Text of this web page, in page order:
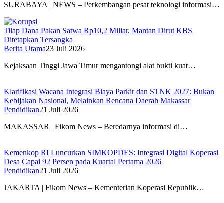
SURABAYA | NEWS – Perkembangan pesat teknologi informasi…
Tilap Dana Pakan Satwa Rp10,2 Miliar, Mantan Dirut KBS
Ditetapkan Tersangka
Berita Utama23 Juli 2026
Kejaksaan Tinggi Jawa Timur mengantongi alat bukti kuat…
Klarifikasi Wacana Integrasi Biaya Parkir dan STNK 2027: Bukan
Kebijakan Nasional, Melainkan Rencana Daerah Makassar
Pendidikan21 Juli 2026
MAKASSAR | Fikom News – Beredarnya informasi di…
Kemenkop RI Luncurkan SIMKOPDES: Integrasi Digital Koperasi
Desa Capai 92 Persen pada Kuartal Pertama 2026
Pendidikan21 Juli 2026
JAKARTA | Fikom News – Kementerian Koperasi Republik…